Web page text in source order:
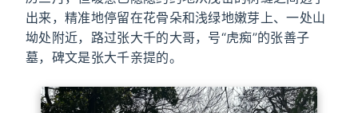
出来，精准地停留在花骨朵和浅绿地嫩芽上、一处山
坳处附近，路过张大千的大哥，号“虎痴”的张善子
墓，碑文是张大千亲提的。